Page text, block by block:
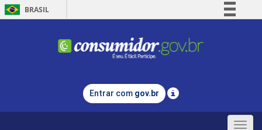
BRASIL
Comunica BR
Legislação
Entrar com gov.br
Toggle